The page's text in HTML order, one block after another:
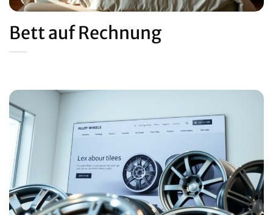
Bett auf Rechnung